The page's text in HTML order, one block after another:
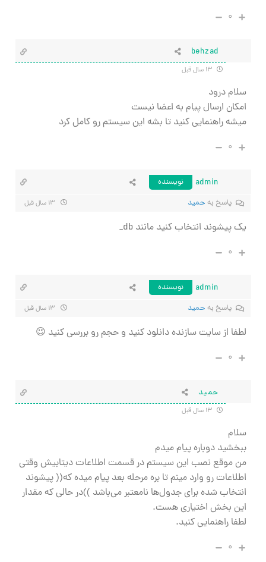
۰
behzad
سلام درود
امکان ارسال پیام به اعضا نیست
میشه راهنمایی کنید تا بشه این سیستم رو کامل کرد
۰
admin
نویسنده
پاسخ به حميد
یک پیشوند انتخاب کنید مانند db_
۰
admin
نویسنده
پاسخ به حميد
لطفا از سایت سازنده دانلود کنید و حجم رو بررسی کنید 😉
۰
حميد
سلام
ببخشيد دوباره پيام ميدم
من موقع نصب اين سيستم در قسمت اطلاعات ديتابيش وقتي
اطلاعات رو وارد مينم تا بره مرحله بعد پيام ميده كه(( پیشوند
انتخاب شده برای جدول‌ها نامعتبر می‌باشد ))در حالي كه مقدار
اين بخش اختياري هست.
لطفا راهنمايي كنيد.
۰